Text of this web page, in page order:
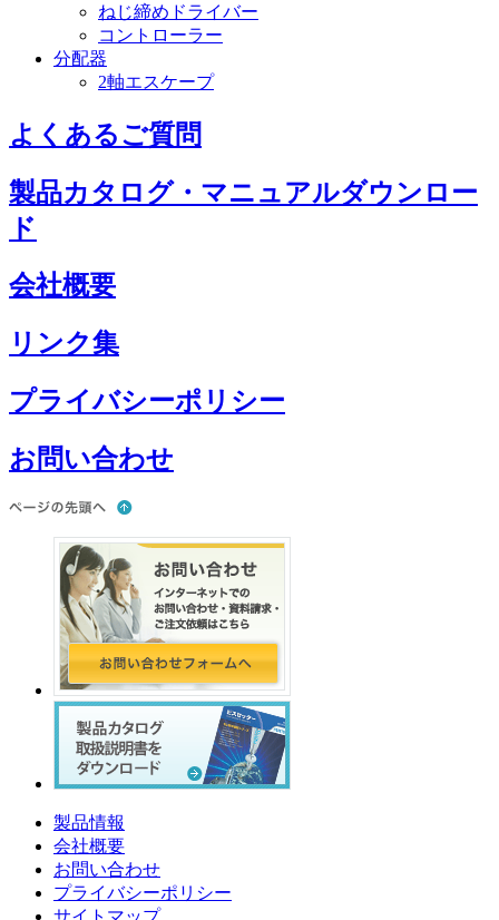
ねじ締めドライバー
コントローラー
分配器
2軸エスケープ
よくあるご質問
製品カタログ・マニュアルダウンロー
ド
会社概要
リンク集
プライバシーポリシー
お問い合わせ
製品情報
会社概要
お問い合わせ
プライバシーポリシー
サイトマップ